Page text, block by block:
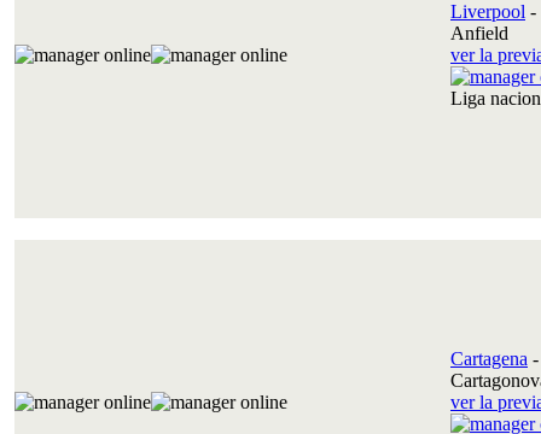
Liverpool -
Anfield
ver la
Liga
Cartagena
ver la